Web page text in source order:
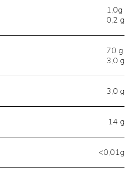
1,0g
0,2 g
70 g
3,0 g
3,0 g
14 g
<0,01g